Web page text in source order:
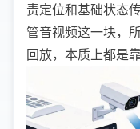
责定位和基础状态
管音视频这一块，
回放，本质上都是